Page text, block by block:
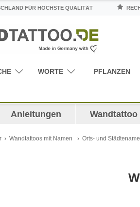
FÜR HÖCHSTE QUALITÄT
WORTE PFLANZEN
Anleitungen Wandtattoo
Wandtattoos mit Namen Orts- und